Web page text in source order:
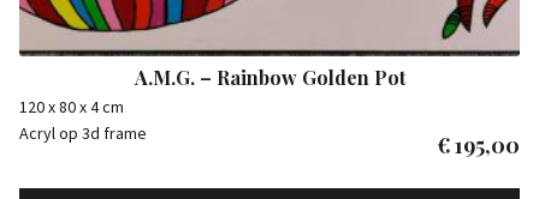
A.M.G. – Rainbow Golden Pot
120 x 80 x 4 cm
Acryl op 3d frame
€195,00